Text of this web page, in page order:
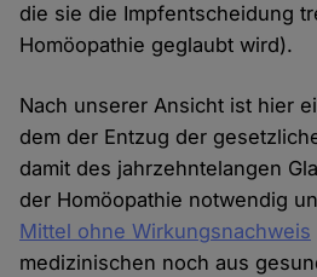
die sie die Impfentscheidung
Homöopathie geglaubt wird).
Nach unserer Ansicht ist hier
dem der Entzug der
damit des jahrzehntelangen
der Homöopathie notwendig
Mittel ohne Wirkungsnachweis
medizinischen noch aus